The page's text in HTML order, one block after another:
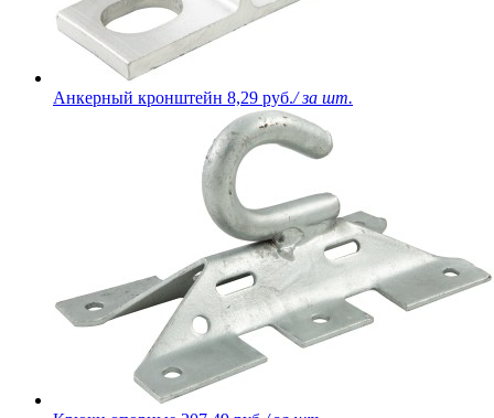
Анкерный кронштейн 8,29 руб./ за шт.